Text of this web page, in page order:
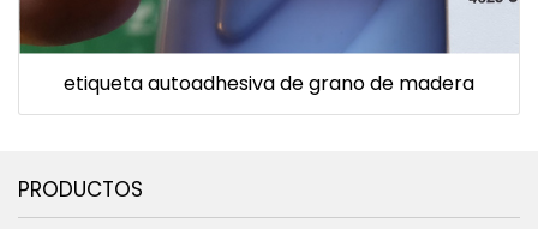
etiqueta autoadhesiva de grano de madera
PRODUCTOS